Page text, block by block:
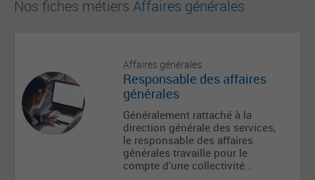
Nos fiches métiers Affaires générales
Affaires générales
Responsable des affaires
générales
Généralement rattaché à la
direction générale des services,
le responsable des affaires
générales travaille pour le
compte d’une collectivité...